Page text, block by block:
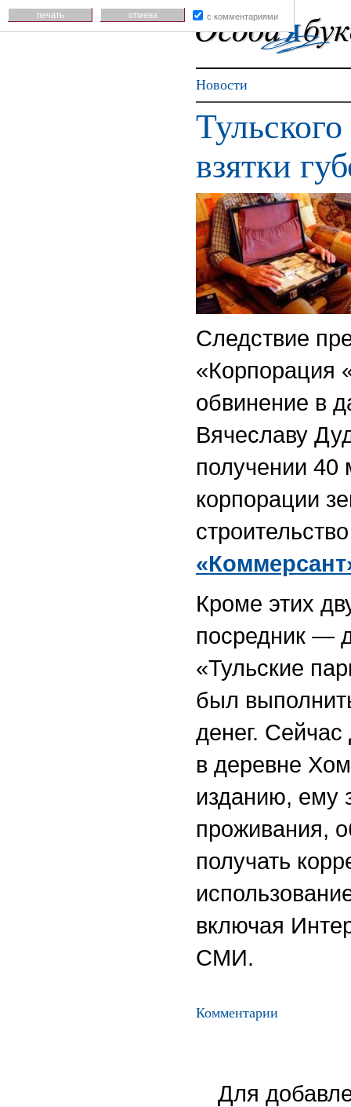
Новости
взятки
Следствие
обвинение в
Вячеславу
получении 40
корпорации
Кроме этих
посредник —
«Тульские
был
денег.
в деревне
изданию, ему
проживания,
получать
включая
СМИ.
Комментарии
Для
печать отмена с комментариями